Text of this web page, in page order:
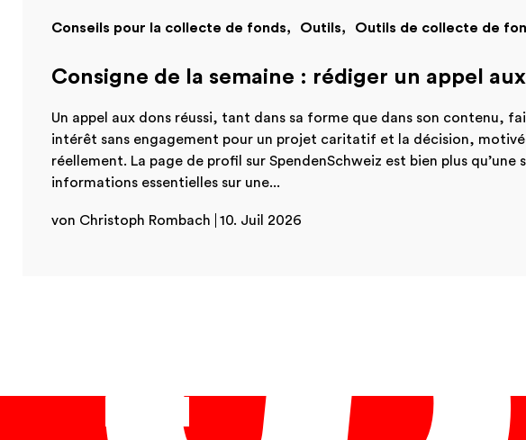
Conseils pour la collecte de fonds Outils Outils de collecte de
Consigne de la semaine : rédiger un appel
Un appel aux dons réussi, tant dans sa forme que dans son contenu,
intérêt sans engagement pour un projet caritatif et la décision,
réellement. La page de profil sur SpendenSchweiz est bien plus qu’une
informations essentielles sur une...
von Christoph Rombach 10. Juil 2026